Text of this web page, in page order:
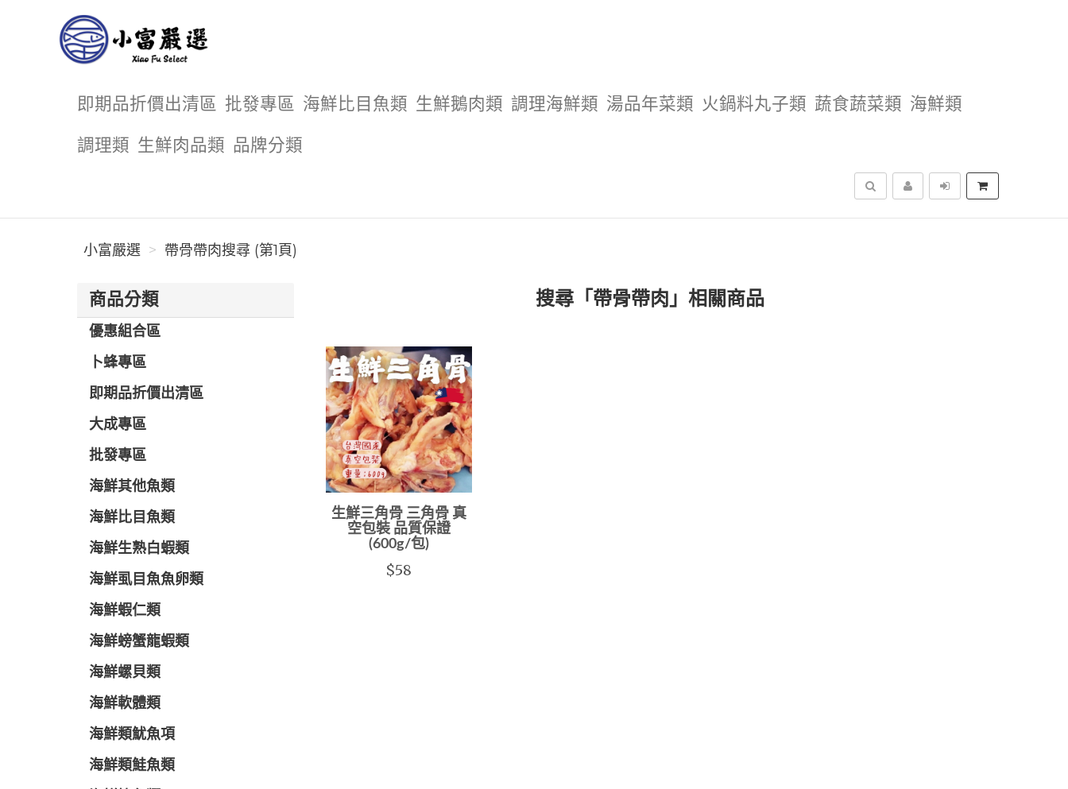
即期品折價出清區 批發專區 海鮮比目魚類 生鮮鵝肉類 調理海鮮類 湯品年菜類 火鍋料丸子類 蔬食蔬菜類 海鮮類
調理類 生鮮肉品類 品牌分類
搜尋
小富嚴選 帶骨帶肉搜尋 (第1頁)
商品分類
優惠組合區
卜蜂專區
即期品折價出清區
大成專區
批發專區
海鮮其他魚類
海鮮比目魚類
海鮮生熟白蝦類
海鮮虱目魚魚卵類
海鮮蝦仁類
海鮮螃蟹龍蝦類
海鮮螺貝類
海鮮軟體類
海鮮類魷魚項
海鮮類鮭魚類
搜尋「帶骨帶肉」相關商品
生鮮三角骨 三角骨 真
空包裝 品質保證
(600g/包)
$58